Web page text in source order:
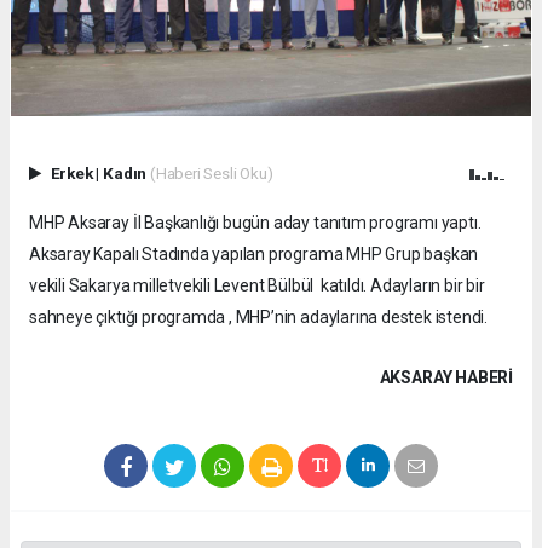
Erkek| Kadın (Haberi Sesli Oku)
MHP Aksaray İl Başkanlığı bugün aday tanıtım programı yaptı.
Aksaray Kapalı Stadında yapılan programa MHP Grup başkan
vekili Sakarya milletvekili Levent Bülbül katıldı. Adayların bir bir
sahneye çıktığı programda , MHP’nin adaylarına destek istendi.
AKSARAY HABERİ